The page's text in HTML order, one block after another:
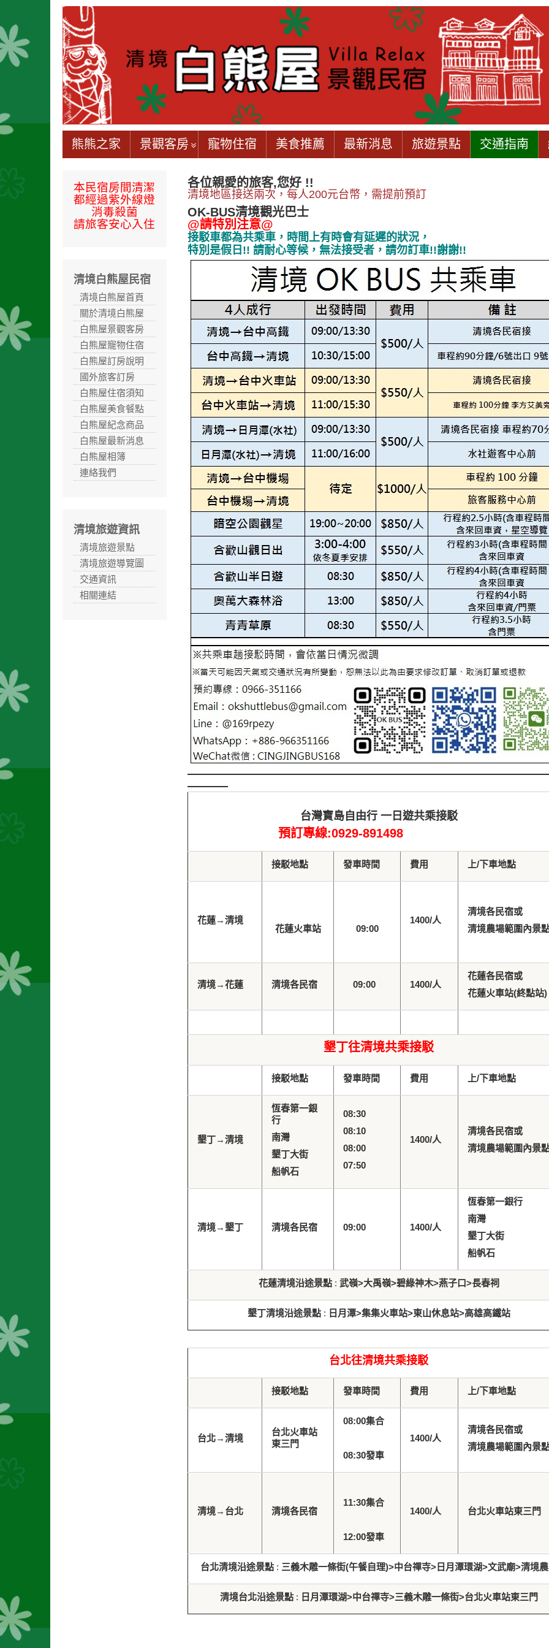
熊熊之家 景觀客房 寵物住宿 美食推薦 最新消息 旅遊景點 交通指南
本民宿房間清潔
都經過紫外線燈
消毒殺菌
請旅客安心入住
清境白熊屋民宿
清境白熊屋首頁
關於清境白熊屋
白熊屋景觀客房
白熊屋寵物住宿
白熊屋訂房說明
國外旅客訂房
白熊屋住宿須知
白熊屋美食餐點
白熊屋紀念商品
白熊屋最新消息
白熊屋相簿
連絡我們
清境旅遊資訊
清境旅遊景點
清境旅遊導覽圖
交通資訊
相關連結
各位親愛的旅客,您好 !!
清境地區接送兩次，每人200元台幣，需提前預訂
OK-BUS清境觀光巴士
@請特別注意@
接駁車都為共乘車，時間上有時會有延遲的狀況，
特別是假日!!請耐心等候，無法接受者，請勿訂車!!謝謝!!
台灣寶島自由行 一日遊共乘接駁
預訂專線:0929-891498
接駁地點 發車時間 費用 上/下車地點
花蓮→清境
花蓮火車站
09:00
1400/人
清境各民宿或
清境農場範圍內景
清境→花蓮 清境各民宿 09:00 1400/人
花蓮各民宿或
花蓮火車站(終點站)
墾丁往清境共乘接駁
接駁地點 發車時間 費用 上/下車地點
墾丁→清境
恆春第一銀
行
南灣
墾丁大街
船帆石
08:30
08:10
08:00
07:50
1400/人
清境各民宿或
清境農場範圍內景
清境→墾丁 清境各民宿 09:00 1400/人
恆春第一銀行
南灣
墾丁大街
船帆石
花蓮清境沿途景點: 武嶺>大禹嶺>碧綠神木>燕子口>長春祠
墾丁清境沿途景點: 日月潭>集集火車站>東山休息站>高雄高鐵站
台北往清境共乘接駁
接駁地點 發車時間 費用 上/下車地點
台北→清境
台北火車站
東三門
08:00集合
08:30發車
1400/人
清境各民宿或
清境農場範圍內景
清境→ 台北 清境各民宿
11:30集合
12:00發車
1400/人 台北火車站東三門
台北清境沿途景點: 三義木雕一條街(午餐自理)>中台禪寺>日月潭環湖>文武廟>清境
清境台北沿途景點: 日月潭環湖>中台禪寺>三義木雕一條街>台北火車站東三門